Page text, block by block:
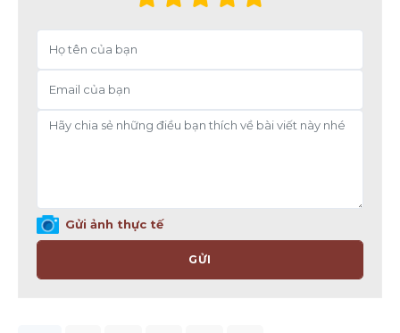
Gửi ảnh thực tế
GỬI